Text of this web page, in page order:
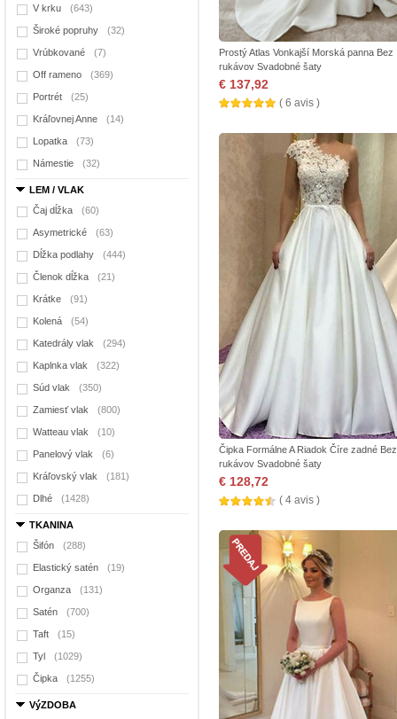
V krku (643)
Široké popruhy (32)
Vrúbkované (7)
Off rameno (369)
Portrét (25)
Kráľovnej Anne (14)
Lopatka (73)
Námestie (32)
LEM / VLAK
Čaj dĺžka
(60)
Asymetrické (63)
Dĺžka podlahy (444)
Členok dĺžka (21)
Krátke (91)
Kolená (54)
Katedrály vlak (294)
Kaplnka vlak (322)
Súd vlak (350)
Zamiesť vlak (800)
Watteau vlak (10)
Panelový vlak (6)
Kráľovský vlak (181)
Dlhé (1428)
TKANINA
Šifón
(288)
Elastický satén (19)
Organza (131)
Satén (700)
Taft (15)
Tyl (1029)
Čipka (1255)
VýZDOBA
Prostý Atlas Vonkajší Morská panna Bez
rukávov Svadobné šaty
€ 137,92
( 6 avis )
Čipka Formálne A Riadok Číre zadné Bez
rukávov Svadobné šaty
€ 128,72
( 4 avis )